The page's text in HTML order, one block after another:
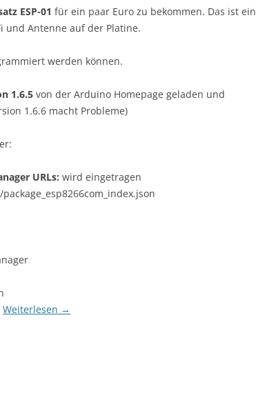
ESP-01 für ein paar Euro zu bekommen. Das ist ein
und Antenne auf der Platine.
werden können.
1.6.5 von der Arduino Homepage geladen und
1.6.6 macht Probleme)
URLs: wird eingetragen
Weiterlesen →